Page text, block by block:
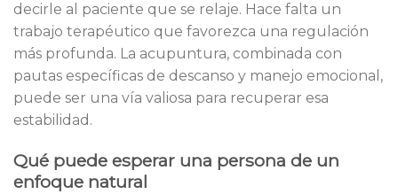
decirle al paciente que se relaje. Hace falta un
trabajo terapéutico que favorezca una regulación
más profunda. La acupuntura, combinada con
pautas específicas de descanso y manejo emocional,
puede ser una vía valiosa para recuperar esa
estabilidad.
Qué puede esperar una persona de un
enfoque natural